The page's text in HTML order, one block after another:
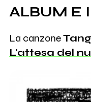
ALBUM E
La canzone
L'attesa del